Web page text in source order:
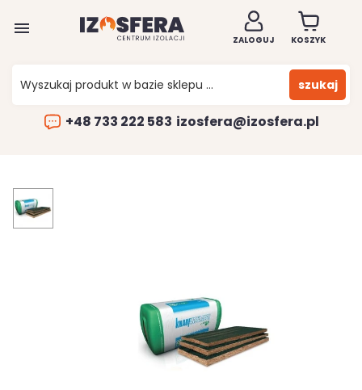

ZALOGUJ KOSZYK
szukaj
+48 733 222 583 izosfera@izosfera.pl